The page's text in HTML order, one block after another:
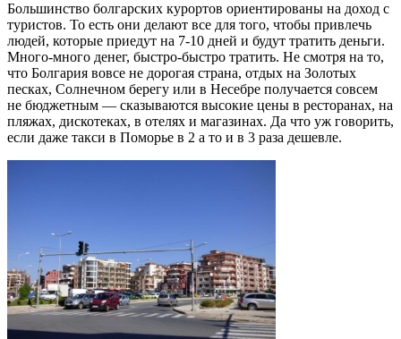
Большинство болгарских курортов ориентированы на доход с
туристов. То есть они делают все для того, чтобы привлечь
людей, которые приедут на 7-10 дней и будут тратить деньги.
Много-много денег, быстро-быстро тратить. Не смотря на то,
что Болгария вовсе не дорогая страна, отдых на Золотых
песках, Солнечном берегу или в Несебре получается совсем
не бюджетным — сказываются высокие цены в ресторанах, на
пляжах, дискотеках, в отелях и магазинах. Да что уж говорить,
если даже такси в Поморье в 2 а то и в 3 раза дешевле.